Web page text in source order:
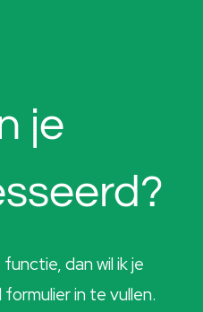
je
dan wil ik je
in te vullen.